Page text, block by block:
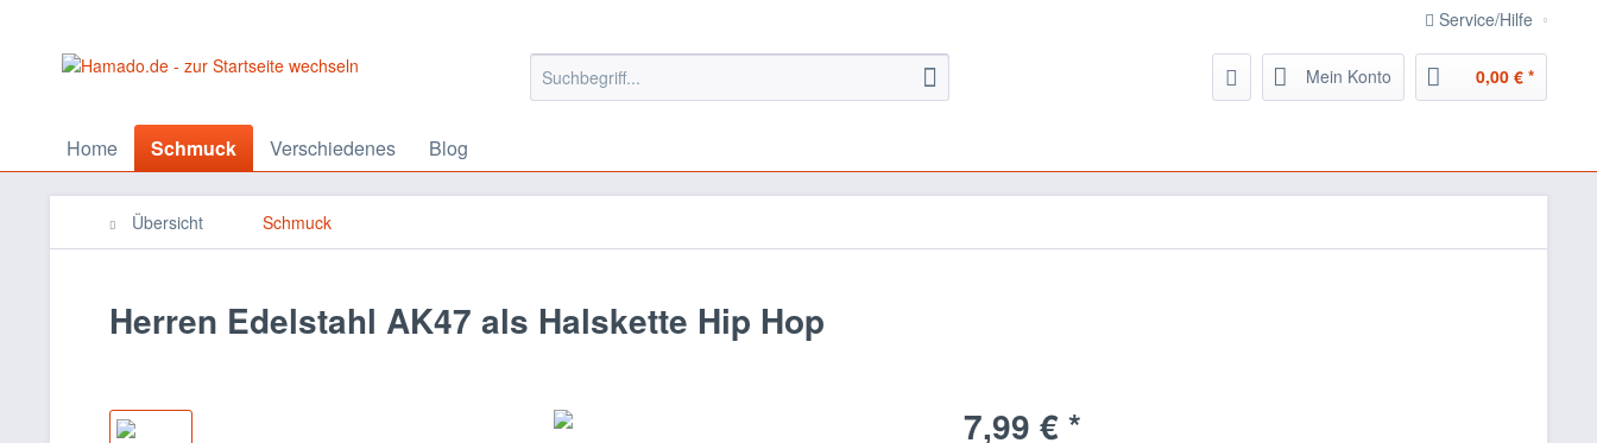
Service/Hilfe
Mein Konto 0,00 € *
Home Schmuck Verschiedenes Blog
Übersicht Schmuck
Herren Edelstahl AK47 als Halskette Hip Hop
7,99 € *